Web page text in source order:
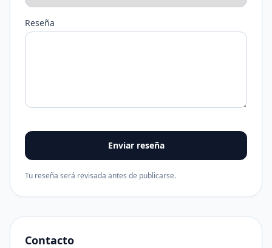
Reseña
Enviar reseña
Tu reseña será revisada antes de publicarse.
Contacto